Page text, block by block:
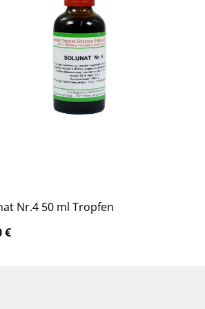
Nr.4 50 ml Tropfen
€